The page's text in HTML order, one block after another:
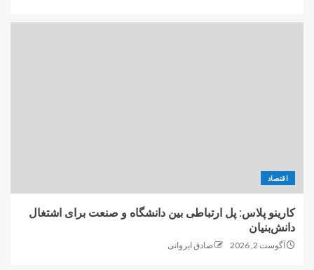
اقتصاد
کارینو پلاس: پل ارتباطی بین دانشگاه و صنعت برای اشتغال
دانش‌بنیان
آگوست 2, 2026 صادق ایروانی